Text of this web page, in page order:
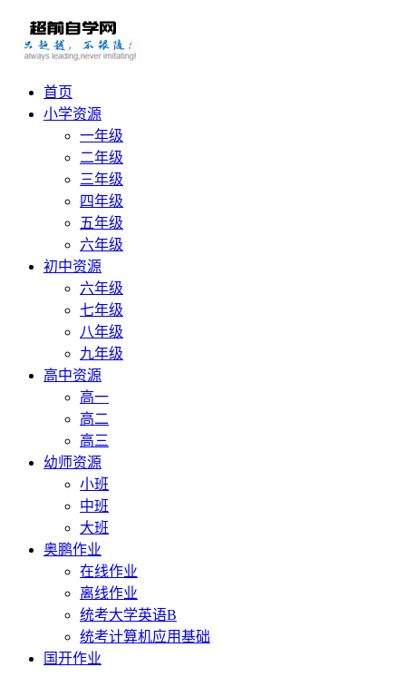
首页
小学资源
一年级
二年级
三年级
四年级
五年级
六年级
初中资源
六年级
七年级
八年级
九年级
高中资源
高一
高二
高三
幼师资源
小班
中班
大班
奥鹏作业
在线作业
离线作业
统考大学英语B
统考计算机应用基础
国开作业